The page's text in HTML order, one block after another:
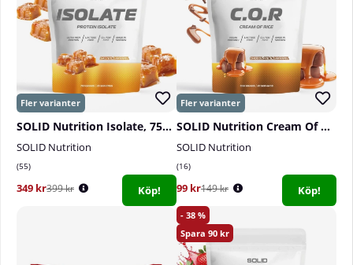
SOLID Nutrition Isolate, 750 g
SOLID Nutrition
55
349 kr399 kr Köp!
SOLID Nutrition Cream Of Rice, 1 kg
SOLID Nutrition
16
99 kr149 kr Köp!
38
90